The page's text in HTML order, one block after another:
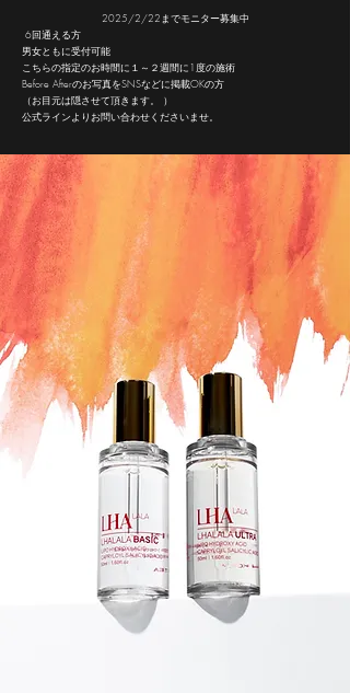
2025/2/22までモニター募集中
6回通える方
男女ともに受付可能
こちらの指定のお時間に１～２週間に1度の施術
Before Afterのお写真をSNSなどに掲載OKの方
（お目元は隠させて頂きます。 ）
公式ラインよりお問い合わせくださいませ。